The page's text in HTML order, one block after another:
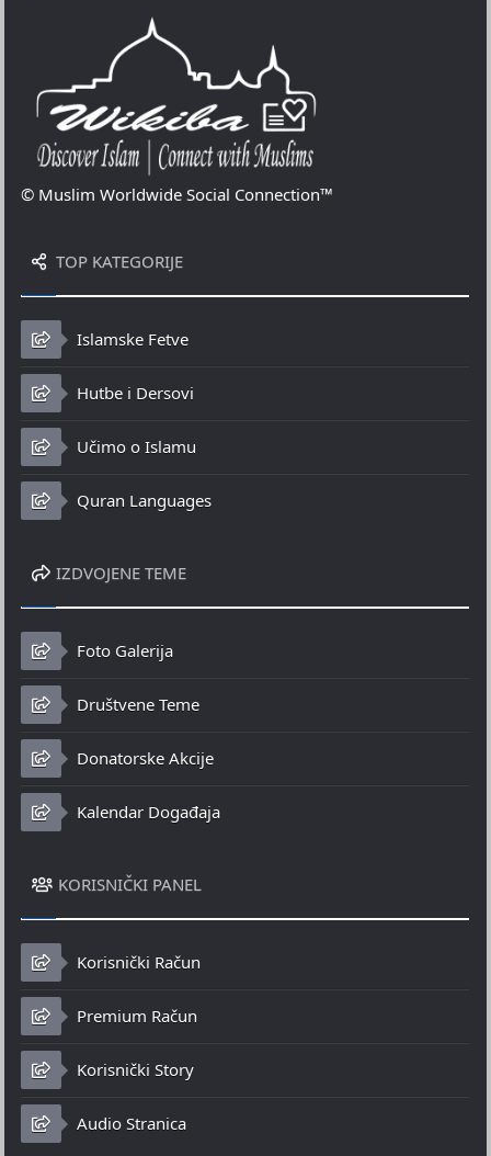
© Muslim Worldwide Social Connection™
TOP KATEGORIJE
Islamske Fetve
Hutbe i Dersovi
Učimo o Islamu
Quran Languages
IZDVOJENE TEME
Foto Galerija
Društvene Teme
Donatorske Akcije
Kalendar Događaja
KORISNIČKI PANEL
Korisnički Račun
Premium Račun
Korisnički Story
Audio Stranica